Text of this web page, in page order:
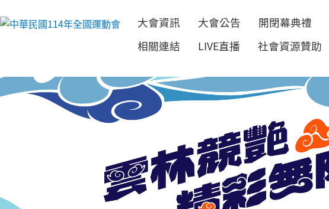
跳到主要內容
大會資訊 大會公告 開閉幕典禮
相關連結
LIVE直播 社會資源贊助